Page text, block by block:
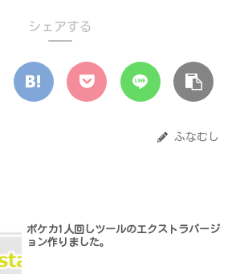
シェアする
ふなむし
ポケカ1人回しツールのエクストラバージ
ョン作りました。